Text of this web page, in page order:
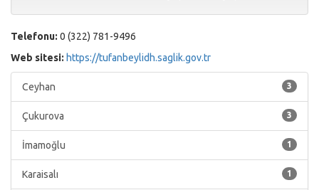
Telefonu: 0 (322) 781-9496
Web sitesi: https://tufanbeylidh.saglik.gov.tr
3
Ceyhan
3
Çukurova
1
İmamoğlu
1
Karaisalı